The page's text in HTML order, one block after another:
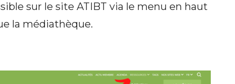
sur le site ATIBT via le menu en haut
la médiathèque.